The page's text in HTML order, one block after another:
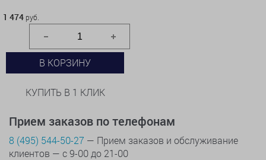
1 474 руб.
В КОРЗИНУ
КУПИТЬ В 1 КЛИК
Прием заказов по телефонам
8 (495) 544-50-27 — Прием заказов и обслуживание
клиентов — с 9-00 до 21-00